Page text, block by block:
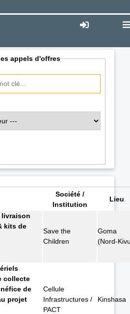
appels d'offres
Société /
Institution
Lieu
livraison
kits de
Save the
Children
Goma
(Nord-
collecte
de
projet
Cellule
Infrastructures /
PACT
Kinshasa